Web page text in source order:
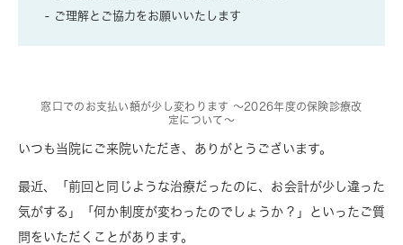
ご理解とご協力をお願いいたします
窓口でのお支払い額が少し変わります ～2026年度の保険診療改
定について～
いつも当院にご来院いただき、ありがとうございます。
最近、「前回と同じような治療だったのに、お会計が少し違った
気がする」「何か制度が変わったのでしょうか？」といったご質
問をいただくことがあります。